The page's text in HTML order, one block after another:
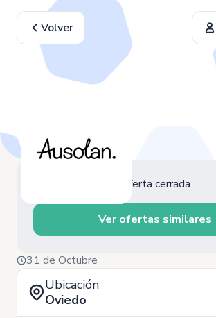
Volver
Oferta cerrada
Ver ofertas similares
31 de Octubre
Ubicación
Oviedo